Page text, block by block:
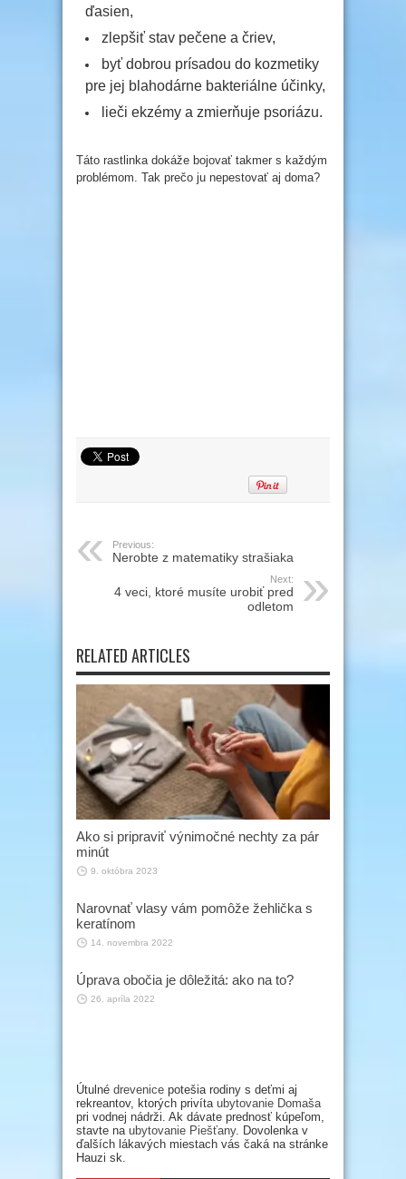
ďasien,
zlepšiť stav pečene a čriev,
byť dobrou prísadou do kozmetiky
pre jej blahodárne bakteriálne účinky,
lieči ekzémy a zmierňuje psoriázu.
Táto rastlinka dokáže bojovať takmer s každým
problémom. Tak prečo ju nepestovať aj doma?
Previous:
Nerobte z matematiky strašiaka
Next:
4 veci, ktoré musíte urobiť pred
odletom
RELATED ARTICLES
Ako si pripraviť výnimočné nechty za pár
minút
9. októbra 2023
Narovnať vlasy vám pomôže žehlička s
keratínom
14. novembra 2022
Úprava obočia je dôležitá: ako na to?
26. apríla 2022
Útulné drevenice potešia rodiny s deťmi aj
rekreantov, ktorých privíta ubytovanie Domaša
pri vodnej nádrži. Ak dávate prednosť kúpeľom,
stavte na ubytovanie Piešťany. Dovolenka v
ďalších lákavých miestach vás čaká na stránke
Hauzi sk.